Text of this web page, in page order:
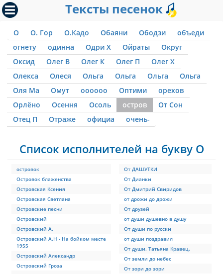
Тексты песенок
О О. Гор О.Кадо Обаяни Ободзи
объеди
огнету
одинна Одри Х Ойраты
Округ
Оксид
Олег В Олег К Олег П
Олег Х
Олекса
Олеся Ольга Ольга Ольга
Ольга
Оля Ма
Омут оооооо Оптими
орехов
Орлёно
Осення Осоль остров
От Сон
Отец П
Отраже официа очень-
Список исполнителей на букву О
островок
Островок блаженства
Островская Ксения
Островская Светлана
Островские песни
Островский
Островский А.
Островский А.Н - На бойком месте
1955
Островский Александр
Островский Гроза
От ДАШУТКИ
От Дианки
От Дмитрий Свиридов
от дрожи до дрожи
От друзей
от души душевно в душу
От души по русски
от души поздравил
От души. Татьяна Кравец.
От земли до небес
От зори до зори